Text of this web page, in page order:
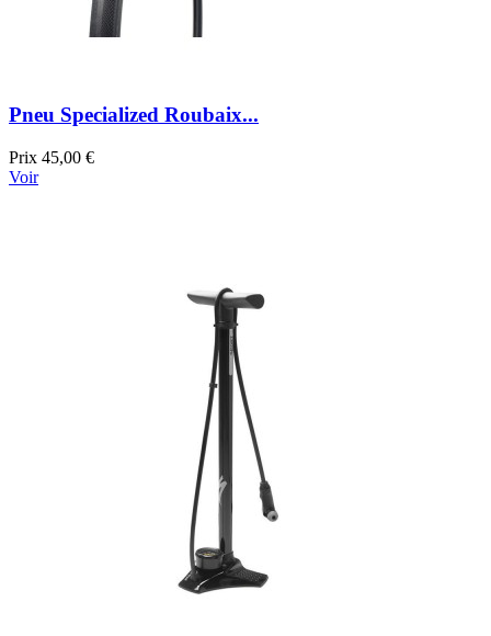
Pneu Specialized Roubaix...
Prix 45,00 €
Voir